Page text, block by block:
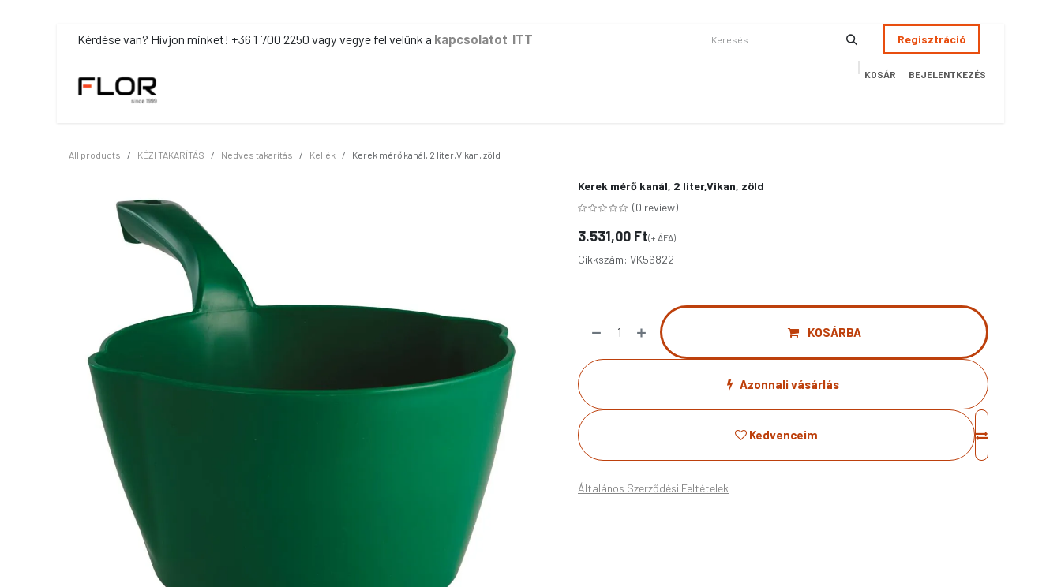
​Kérdése van? Hívjon minket! +36 1 700 2250 vagy vegye fel velünk a kapcsolatot ITT Regisztráció
KOSÁR BEJELENTKEZÉS
All products KÉZI TAKARÍTÁS Nedves takarítás Kellék Kerek mérő kanál, 2 liter,Vikan, zöld
Kerek mérő kanál, 2 liter,Vikan, zöld
(0 review)
3.531,00 Ft(+ ÁFA)
Cikkszám: VK56822
KOSÁRBA
Azonnali vásárlás
Kedvenceim
Általános Szerződési Feltételek